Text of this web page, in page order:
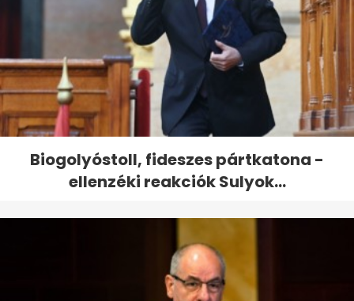
Biogolyóstoll, fideszes pártkatona -
ellenzéki reakciók Sulyok...